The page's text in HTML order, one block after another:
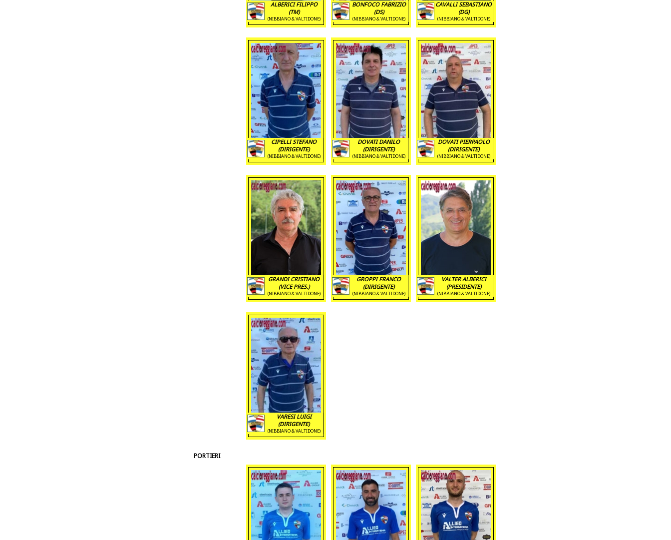
ALBERICI FILIPPO
(TM)
(NIBBIANO & VALTIDONE)
BONFOCO FABRIZIO
(DS)
(NIBBIANO & VALTIDONE)
CAVALLI SEBASTIANO
(DG)
(NIBBIANO & VALTIDONE)
CIPELLI STEFANO
(DIRIGENTE)
(NIBBIANO & VALTIDONE)
DOVATI DANILO
(DIRIGENTE)
(NIBBIANO & VALTIDONE)
DOVATI PIERPAOLO
(DIRIGENTE)
(NIBBIANO & VALTIDONE)
GRANDI CRISTIANO
(VICE PRES.)
(NIBBIANO & VALTIDONE)
GROPPI FRANCO
(DIRIGENTE)
(NIBBIANO & VALTIDONE)
VALTER ALBERICI
(PRESIDENTE)
(NIBBIANO & VALTIDONE)
VARESI LUIGI
(DIRIGENTE)
(NIBBIANO & VALTIDONE)
PORTIERI